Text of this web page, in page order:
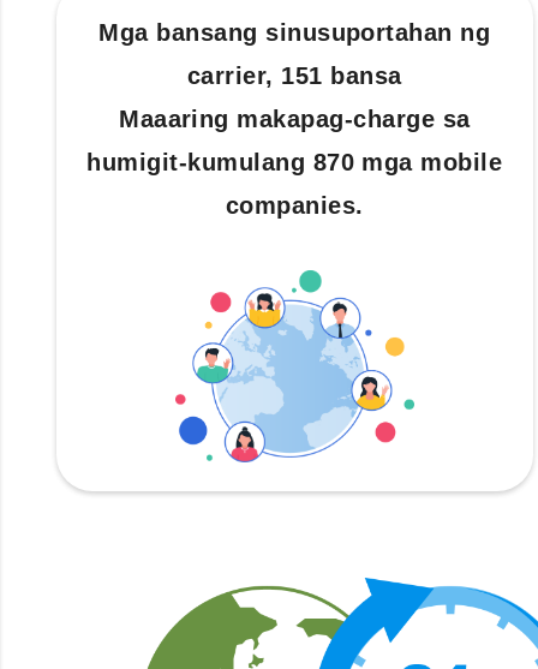
Mga bansang sinusuportahan ng
carrier, 151 bansa
Maaaring makapag-charge sa
humigit-kumulang 870 mga mobile
companies.